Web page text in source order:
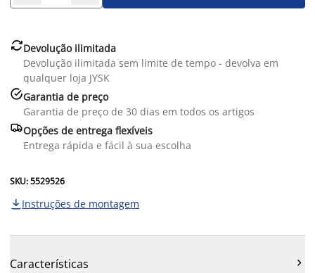
Devolução ilimitada
Devolução ilimitada sem limite de tempo - devolva em
qualquer loja JYSK
Garantia de preço
Garantia de preço de 30 dias em todos os artigos
Opções de entrega flexíveis
Entrega rápida e fácil à sua escolha
SKU: 5529526
 Instruções de montagem
Características 